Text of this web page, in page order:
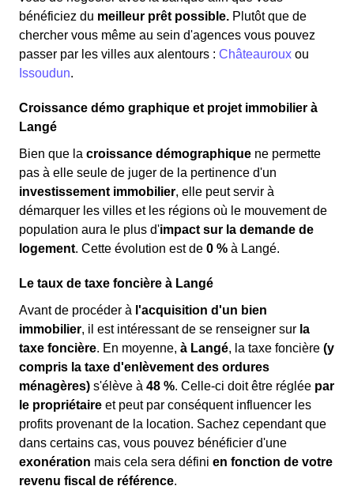
bénéficiez du meilleur prêt possible. Plutôt que de
chercher vous même au sein d'agences vous pouvez
passer par les villes aux alentours : Châteauroux ou
Issoudun.
Croissance démo graphique et projet immobilier à
Langé
Bien que la croissance démographique ne permette
pas à elle seule de juger de la pertinence d'un
investissement immobilier, elle peut servir à
démarquer les villes et les régions où le mouvement de
population aura le plus d'impact sur la demande de
logement. Cette évolution est de 0 % à Langé.
Le taux de taxe foncière à Langé
Avant de procéder à l'acquisition d'un bien
immobilier, il est intéressant de se renseigner sur la
taxe foncière. En moyenne, à Langé, la taxe foncière (y
compris la taxe d'enlèvement des ordures
ménagères) s'élève à 48 %. Celle-ci doit être réglée par
le propriétaire et peut par conséquent influencer les
profits provenant de la location. Sachez cependant que
dans certains cas, vous pouvez bénéficier d'une
exonération mais cela sera défini en fonction de votre
revenu fiscal de référence.